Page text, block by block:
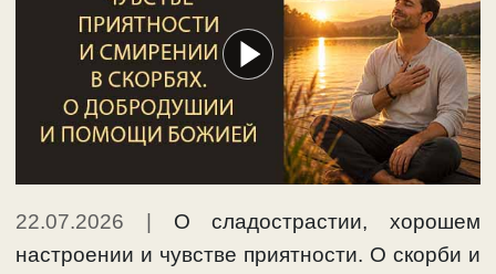
22.07.2026 | О сладострастии, хорошем
настроении и чувстве приятности. О скорби и